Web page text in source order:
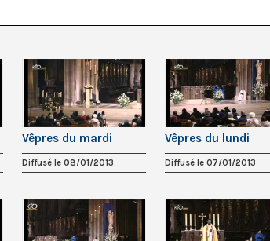
Vêpres du mardi
Diffusé le 08/01/2013
Vêpres du lundi
Diffusé le 07/01/2013